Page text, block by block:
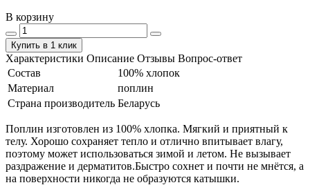
В корзину
Купить в 1 клик
Характеристики Описание Отзывы Вопрос-ответ
Состав
100% хлопок
Материал
поплин
Страна производитель Беларусь
Поплин изготовлен из 100% хлопка. Мягкий и приятный к
телу. Хорошо сохраняет тепло и отлично впитывает влагу,
поэтому может использоваться зимой и летом. Не вызывает
раздражение и дерматитов.Быстро сохнет и почти не мнётся, а
на поверхности никогда не образуются катышки.